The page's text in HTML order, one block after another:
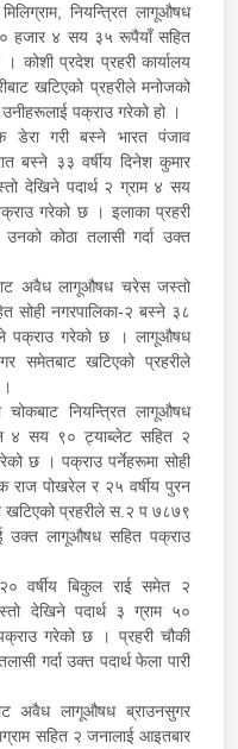
नियन्त्रित लागूऔषध
हजार ४ सय ३५ रूपैयाँ सहित
कोशी प्रदेश प्रहरी कार्यालय
खटिएको प्रहरीले मनोजको
पक्राउ गरेको हो ।
डेरा गरी बस्ने भारत पंजाव
बस्ने ३३ वर्षीय दिनेश कुमार
देखिने पदार्थ २ ग्राम ४ सय
गरेको छ । इलाका प्रहरी
उनको कोठा तलासी गर्दा उक्त
अवैध लागूऔषध चरेस जस्तो
सोही नगरपालिका-२ बस्ने ३८
पक्राउ गरेको छ । लागूऔषध
समेतबाट खटिएको प्रहरीले
चोकबाट नियन्त्रित लागूऔषध
४ सय ९० ट्याब्लेट सहित २
छ । पक्राउ पर्नेहरूमा सोही
राज पोखरेल र २५ वर्षीय पुरन
खटिएको प्रहरीले स.२ प ७८७९
उक्त लागूऔषध सहित पक्राउ
वर्षीय बिकुल राई समेत २
देखिने पदार्थ ३ ग्राम ५०
पक्राउ गरेको छ । प्रहरी चौकी
गर्दा उक्त पदार्थ फेला पारी
अवैध लागूऔषध ब्राउनसुगर
सहित २ जनालाई आइतबार